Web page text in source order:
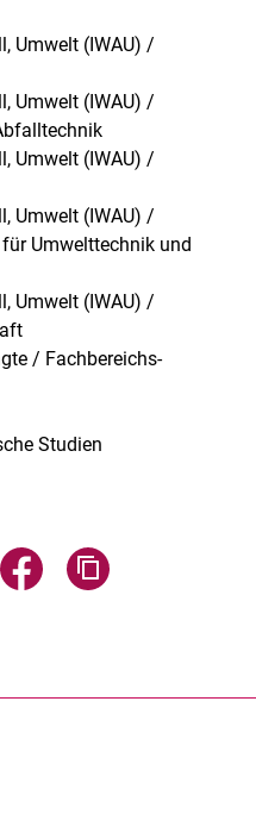
Umwelt (IWAU) /
Umwelt (IWAU) /
Umwelt (IWAU) /
Umwelt (IWAU) /
Umwelttechnik und
Umwelt (IWAU) /
/ Fachbereichs-
Studien
Mail teilen
über WhatsApp teilen
Seite über Facebook